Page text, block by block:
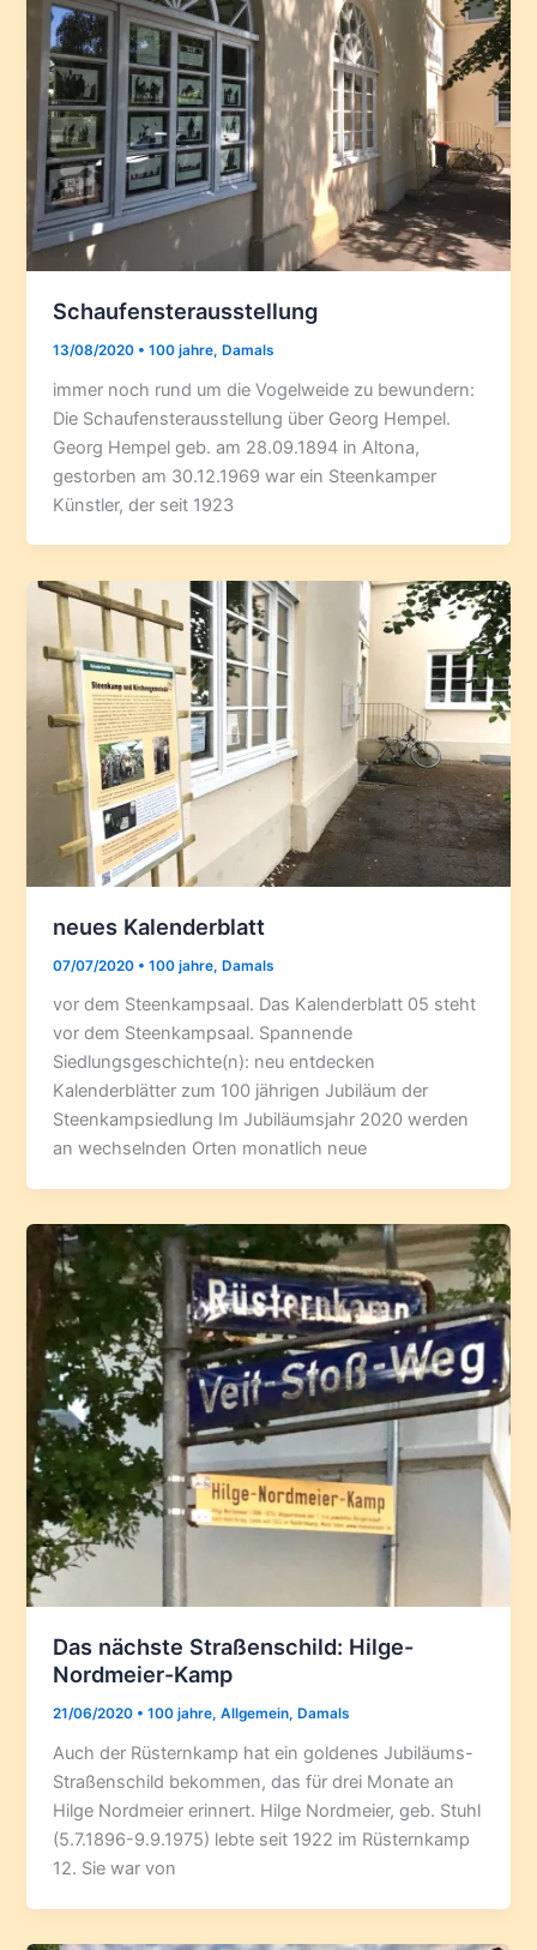
Schaufensterausstellung
13/08/2020 •100 jahre,Damals
immer noch rund um die Vogelweide zu bewundern:
Die Schaufensterausstellung über Georg Hempel.
Georg Hempel geb. am 28.09.1894 in Altona,
gestorben am 30.12.1969 war ein Steenkamper
Künstler, der seit 1923
neues Kalenderblatt
07/07/2020 •100 jahre,Damals
vor dem Steenkampsaal. Das Kalenderblatt 05 steht
vor dem Steenkampsaal. Spannende
Siedlungsgeschichte(n): neu entdecken
Kalenderblätter zum 100 jährigen Jubiläum der
Steenkampsiedlung Im Jubiläumsjahr 2020 werden
an wechselnden Orten monatlich neue
Das nächste Straßenschild: Hilge-
Nordmeier-Kamp
21/06/2020 •100 jahre,Allgemein, Damals
Auch der Rüsternkamp hat ein goldenes Jubiläums-
Straßenschild bekommen, das für drei Monate an
Hilge Nordmeier erinnert. Hilge Nordmeier, geb. Stuhl
(5.7.1896-9.9.1975) lebte seit 1922 im Rüsternkamp
12. Sie war von